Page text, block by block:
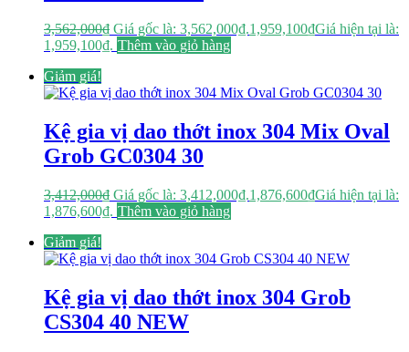
3,562,000₫ Giá gốc là: 3,562,000₫.1,959,100₫Giá hiện tại là:
1,959,100₫. Thêm vào giỏ hàng
Giảm giá!
Kệ gia vị dao thớt inox 304 Mix Oval
Grob GC0304 30
3,412,000₫ Giá gốc là: 3,412,000₫.1,876,600₫Giá hiện tại là:
1,876,600₫. Thêm vào giỏ hàng
Giảm giá!
Kệ gia vị dao thớt inox 304 Grob
CS304 40 NEW